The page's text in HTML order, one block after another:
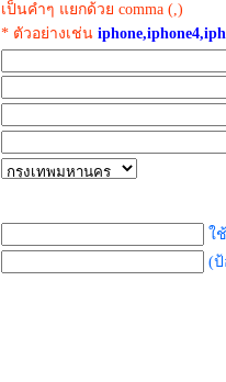
เป็นคำๆ แยกด้วย comma (,)
* ตัวอย่างเช่น
ใ
(ป้